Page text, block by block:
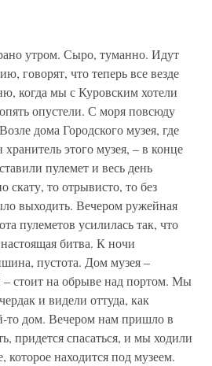
утром. Сыро, туманно. Идут
говорят, что теперь все везде
когда мы с Куровским хотели
опустели. С моря повсюду
дома Городского музея, где
этого музея, – в конце
пулемет и весь день
скату, то отрывисто, то без
выходить. Вечером ружейная
пулеметов усилилась так, что
битва. К ночи
пустота. Дом музея –
стоит на обрыве над портом. Мы
и видели оттуда, как
то дом. Вечером нам пришло в
придется спасаться, и мы ходили
которое находится под музеем.